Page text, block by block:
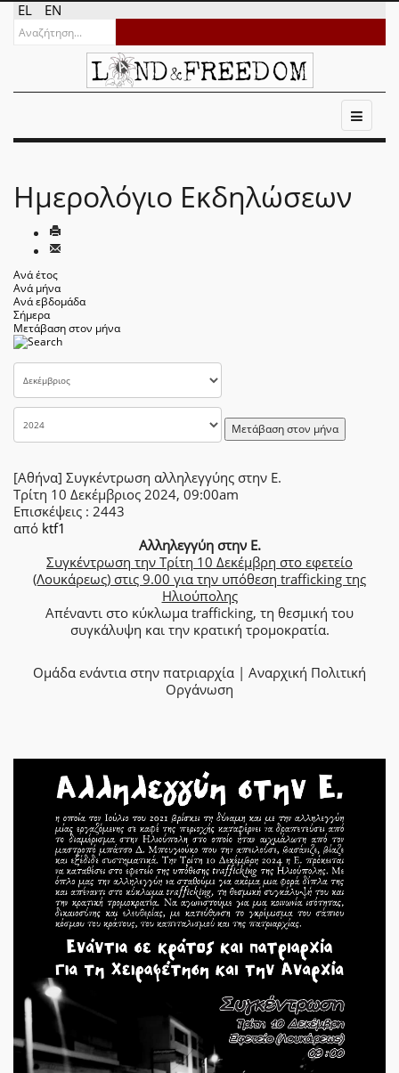
EL EN
Ημερολόγιο Εκδηλώσεων
Ανά έτος
Ανά μήνα
Ανά εβδομάδα
Σήμερα
Μετάβαση στον μήνα
Μετάβαση στον μήνα
[Αθήνα] Συγκέντρωση αλληλεγγύης στην Ε.
Τρίτη 10 Δεκέμβριος 2024, 09:00am
Επισκέψεις : 2443
από ktf1
Αλληλεγγύη στην Ε.
Συγκέντρωση την Τρίτη 10 Δεκέμβρη στο εφετείο
(Λουκάρεως) στις 9.00 για την υπόθεση trafficking της
Ηλιούπολης
Απέναντι στο κύκλωμα trafficking, τη θεσμική του
συγκάλυψη και την κρατική τρομοκρατία.
Ομάδα ενάντια στην πατριαρχία | Αναρχική Πολιτική
Οργάνωση